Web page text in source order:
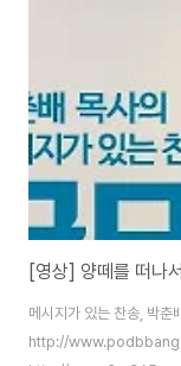
아오는 장면이 아름답지
게 받아주기는 어려울 것
[영상] 양떼를 떠나
메시지가 있는 찬송, 박춘
http://